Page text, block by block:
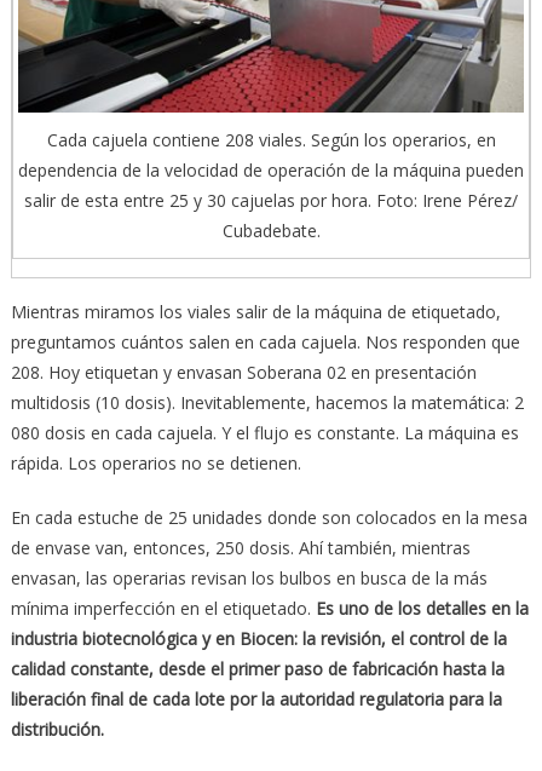
Cada cajuela contiene 208 viales. Según los operarios, en
dependencia de la velocidad de operación de la máquina pueden
salir de esta entre 25 y 30 cajuelas por hora. Foto: Irene Pérez/
Cubadebate.
Mientras miramos los viales salir de la máquina de etiquetado,
preguntamos cuántos salen en cada cajuela. Nos responden que
208. Hoy etiquetan y envasan Soberana 02 en presentación
multidosis (10 dosis). Inevitablemente, hacemos la matemática: 2
080 dosis en cada cajuela. Y el flujo es constante. La máquina es
rápida. Los operarios no se detienen.
En cada estuche de 25 unidades donde son colocados en la mesa
de envase van, entonces, 250 dosis. Ahí también, mientras
envasan, las operarias revisan los bulbos en busca de la más
mínima imperfección en el etiquetado. Es uno de los detalles en la
industria biotecnológica y en Biocen: la revisión, el control de la
calidad constante, desde el primer paso de fabricación hasta la
liberación final de cada lote por la autoridad regulatoria para la
distribución.